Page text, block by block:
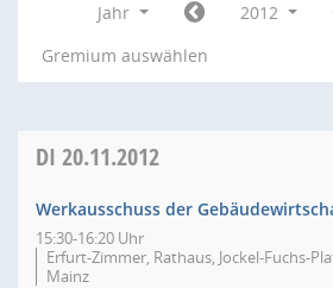
Jahr
2012
Gremium auswählen
DI 20.11.2012
Werkausschuss der
15:30-16:20 Uhr
Erfurt-Zimmer, Rathaus, Jockel-Fuchs-
Mainz